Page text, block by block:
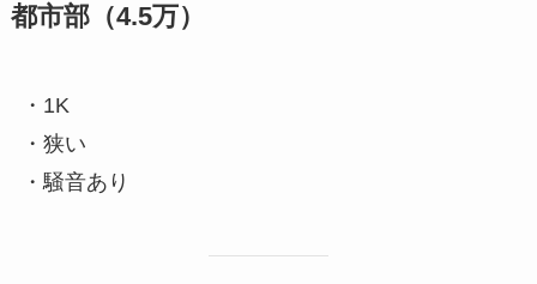
都市部（4.5万）
・1K
・狭い
・騒音あり